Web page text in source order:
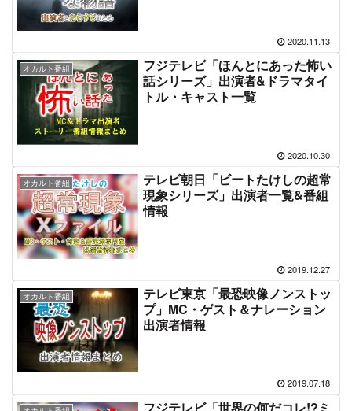
2020.11.13
オカルト番組
フジテレビ「ほんとにあった怖い
話シリーズ」出演者&ドラマタイ
トル・キャスト一覧
2020.10.30
オカルト番組
テレビ朝日「ビートたけしの超常
現象シリーズ」出演者一覧&番組
情報
2019.12.27
オカルト番組
テレビ東京「最恐映像ノンストッ
プ」MC・ゲスト＆ナレーション
出演者情報
2019.07.18
フジテレビ「世界の何だコレ!?ミ